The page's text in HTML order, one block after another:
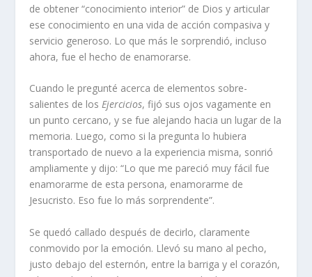
de obtener “conocimiento interior” de Dios y articular
ese conocimiento en una vida de acción compasiva y
servicio generoso. Lo que más le sorprendió, incluso
ahora, fue el hecho de enamorarse.
Cuando le pregunté acerca de elementos sobre-
salientes de losEjercicios, fijó sus ojos vagamente en
un punto cercano, y se fue alejando hacia un lugar de la
memoria. Luego, como si la pregunta lo hubiera
transportado de nuevo a la experiencia misma, sonrió
ampliamente y dijo: “Lo que me pareció muy fácil fue
enamorarme de esta persona, enamorarme de
Jesucristo. Eso fue lo más sorprendente”.
Se quedó callado después de decirlo, claramente
conmovido por la emoción. Llevó su mano al pecho,
justo debajo del esternón, entre la barriga y el corazón,